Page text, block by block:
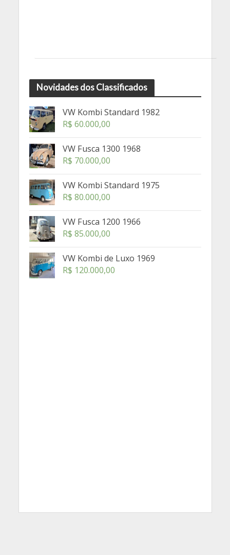
Novidades dos Classificados
VW Kombi Standard 1982
R$ 60.000,00
VW Fusca 1300 1968
R$ 70.000,00
VW Kombi Standard 1975
R$ 80.000,00
VW Fusca 1200 1966
R$ 85.000,00
VW Kombi de Luxo 1969
R$ 120.000,00